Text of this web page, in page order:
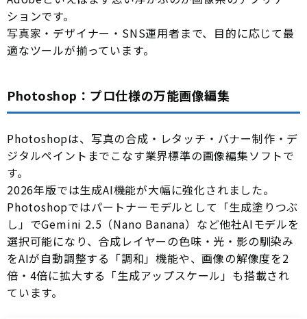
ションです。
写真家・デザイナー・SNS運用者まで、目的に応じて最
適なツールが揃っています。
Photoshop：プロ仕様の万能画像編集
Photoshopは、写真の合成・レタッチ・バナー制作・デ
ジタルペイントまでこなす業界標準の画像編集ソフトで
す。
2026年版では生成AI機能が大幅に強化されました。
Photoshopではパートナーモデルとして「生成塗りつぶ
し」でGemini 2.5（Nano Banana）など他社AIモデルを
選択可能になり、合成レイヤーの色味・光・影の馴染み
をAIが自動調整する「調和」機能や、画像の解像度を2
倍・4倍に拡大する「生成アップスケール」も搭載され
ています。